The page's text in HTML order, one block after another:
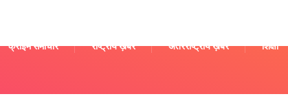
क्राइम समाचार राष्ट्रीय ख़बरें अंतरराष्ट्रीय ख़बरें शिक्षा